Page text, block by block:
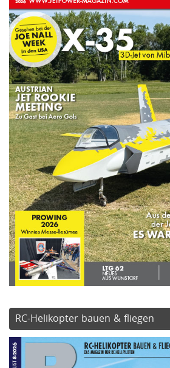
RC-Helikopter bauen & fliegen